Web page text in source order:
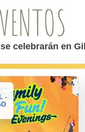
celebrarán en
-